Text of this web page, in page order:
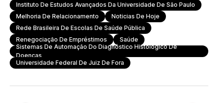
Instituto De Estudos Avançados Da Universidade De São Paulo
Melhoria De Relacionamento
Noticias De Hoje
Rede Brasileira De Escolas De Saúde Pública
Renegociação De Empréstimos
Saúde
Sistemas De Automação Do Diagnóstico Histológico De
Doenças
Universidade Federal De Juiz De Fora